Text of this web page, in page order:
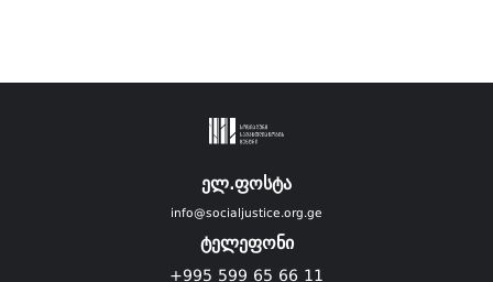
ელ.ფოსტა
info@socialjustice.org.ge
ტელეფონი
+995 599 65 66 11